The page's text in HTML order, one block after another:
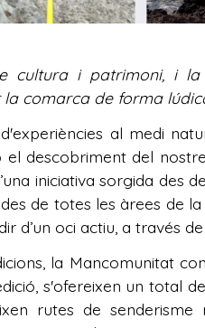
cultura i patrimoni, i
comarca de forma
al medi
descobriment del
iniciativa sorgida des
de totes les àrees de
d’un oci actiu, a través
la Mancomunitat
s'ofereixen un total
rutes de